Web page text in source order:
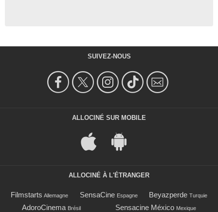
SUIVEZ-NOUS
ALLOCINÉ SUR MOBILE
ALLOCINÉ À L'ÉTRANGER
Filmstarts Allemagne SensaCine Espagne Beyazperde Turquie
AdoroCinema Brésil Sensacine México Mexique